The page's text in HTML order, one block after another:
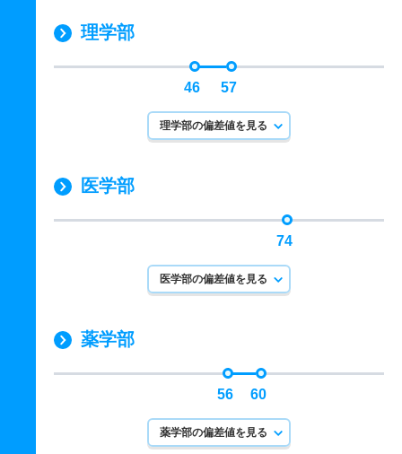
理学部
46 57
理学部の偏差値を見る
医学部
74
医学部の偏差値を見る
薬学部
56 60
薬学部の偏差値を見る